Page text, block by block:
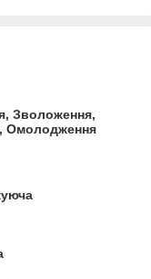
Зволоження,
Омолодження